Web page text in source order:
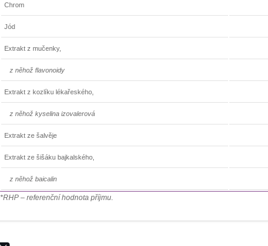
Chrom
Jód
Extrakt z mučenky,
z něhož flavonoidy
Extrakt z kozlíku lékařeského,
z něhož kyselina izovalerová
Extrakt ze šalvěje
Extrakt ze šišáku bajkalského,
z něhož baicalin
*RHP – referenční hodnota příjmu.